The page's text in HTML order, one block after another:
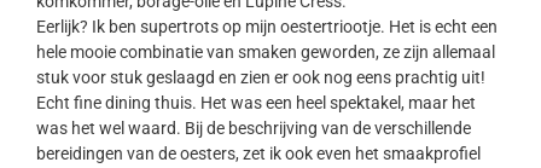
Eerlijk? Ik ben supertrots op mijn oestertriootje. Het is echt een
hele mooie combinatie van smaken geworden, ze zijn allemaal
stuk voor stuk geslaagd en zien er ook nog eens prachtig uit!
Echt fine dining thuis. Het was een heel spektakel, maar het
was het wel waard. Bij de beschrijving van de verschillende
bereidingen van de oesters, zet ik ook even het smaakprofiel